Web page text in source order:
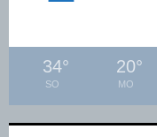
34°
SO
20°
MO